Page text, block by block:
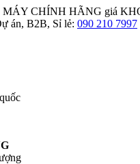
MÁY CHÍNH HÃNG giá
án, B2B, Sỉ lẻ: 090 210 7997